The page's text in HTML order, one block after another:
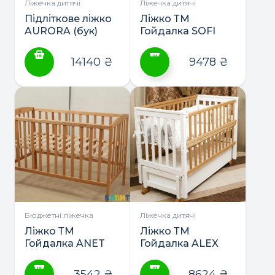
сторінці
товару
сторінці
товару
Ліжечка дитячі
Підліткове ліжко
AURORA (бук)
шухлядами ТМ
Гойдалка14140 ₴
Ліжечка дитячі
Ліжко ТМ
Гойдалка SOFI
боковина на
маятнику з
шухлядою
товар
має
кілька
варіантів.
Параметри
можна
вибрати
на
сторінці
товару
9478 ₴
Бюджетні ліжечка
Ліжко ТМ
Гойдалка ANET
Ліжечка дитячі
Ліжко ТМ
Гойдалка ALEX
боковина на